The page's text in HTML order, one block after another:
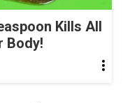
Kills All
Body!